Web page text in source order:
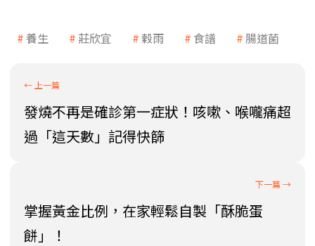
養生 莊欣宜 穀雨 食譜 腸道菌
發燒不再是確診第一症狀！咳嗽、喉嚨痛超
過「這天數」記得快篩
掌握黃金比例，在家輕鬆自製「酥脆蛋
餅」！